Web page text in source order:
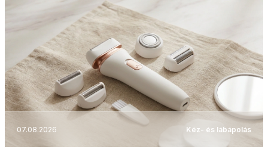
07.08.2026 Kéz- és lábápolás